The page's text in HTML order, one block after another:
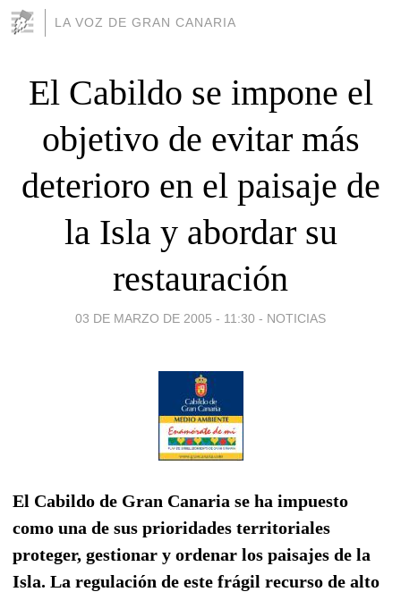
LA VOZ DE GRAN CANARIA
El Cabildo se impone el
objetivo de evitar más
deterioro en el paisaje de
la Isla y abordar su
restauración
03 DE MARZO DE 2005 - 11:30 - NOTICIAS
El Cabildo de Gran Canaria se ha impuesto
como una de sus prioridades territoriales
proteger, gestionar y ordenar los paisajes de la
Isla. La regulación de este frágil recurso de alto